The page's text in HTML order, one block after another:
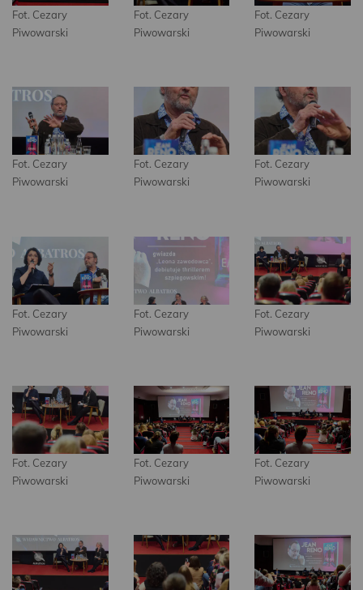
Fot. Cezary
Piwowarski
Fot. Cezary
Piwowarski
Fot. Cezary
Piwowarski
Fot. Cezary
Piwowarski
Fot. Cezary
Piwowarski
Fot. Cezary
Piwowarski
Fot. Cezary
Piwowarski
Fot. Cezary
Piwowarski
Fot. Cezary
Piwowarski
Fot. Cezary
Piwowarski
Fot. Cezary
Piwowarski
Fot. Cezary
Piwowarski